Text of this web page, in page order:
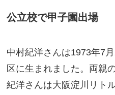
公立校で甲子園出場
中村紀洋さんは1973年7
区に生まれました。両親
紀洋さんは大阪淀川リト